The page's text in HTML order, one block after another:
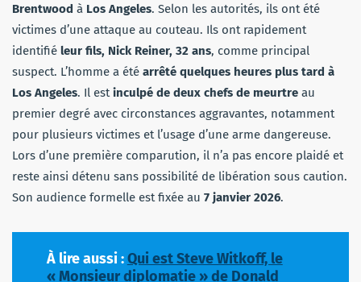
Brentwood à Los Angeles. Selon les autorités, ils ont été
victimes d’une attaque au couteau. Ils ont rapidement
identifié leur fils, Nick Reiner, 32 ans, comme principal
suspect. L’homme a été arrêté quelques heures plus tard à
Los Angeles. Il estinculpé de deux chefs de meurtre au
premier degré avec circonstances aggravantes, notamment
pour plusieurs victimes et l’usage d’une arme dangereuse.
Lors d’une première comparution, il n’a pas encore plaidé et
reste ainsi détenu sans possibilité de libération sous caution.
Son audience formelle est fixée au 7 janvier 2026.
À lire aussi :Qui est Steve Witkoff, le
« Monsieur diplomatie » de Donald